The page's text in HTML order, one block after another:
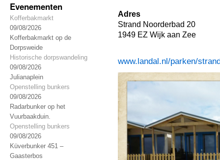
Evenementen
Kofferbakmarkt
09/08/2026
Kofferbakmarkt op de
Dorpsweide
Historische dorpswandeling
09/08/2026
Julianaplein
Openstelling bunkers
09/08/2026
Radarbunker op het
Vuurbaakduin.
Openstelling bunkers
09/08/2026
Küverbunker 451 –
Gaasterbos
Adres
Strand Noorderbad 20
1949 EZ Wijk aan Zee
www.landal.nl/parken/